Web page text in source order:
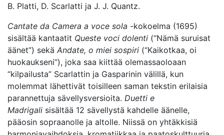
B. Platti, D. Scarlatti ja J. J. Quantz.
Cantate da Camera a voce sola -kokoelma (1695)
sisältää kantaatit Queste voci dolenti (“Nämä suruisat
äänet”) sekä Andate, o miei sospiri (“Kaikotkaa, oi
huokaukseni”), joka saa kiittää olemassaoloaan
“kilpailusta” Scarlattin ja Gasparinin välillä, kun
molemmat lähettivät toisilleen saman tekstin erilaisia
parannettuja sävellysversioita. Duetti e
Madrigali sisältää 12 sävellystä kahdelle äänelle,
pääosin sopraanolle ja altolle. Niissä on yhtäkkisiä